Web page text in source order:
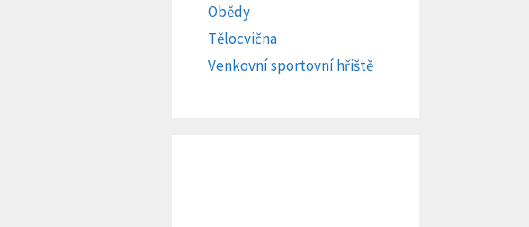
Obědy
Tělocvična
Venkovní sportovní hřiště